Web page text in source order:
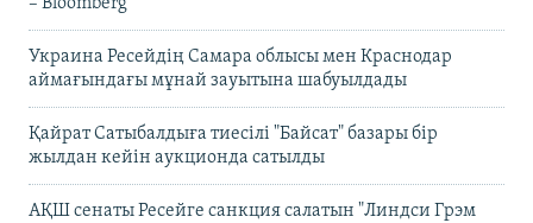
– Bloomberg
Украина Ресейдің Самара облысы мен Краснодар
аймағындағы мұнай зауытына шабуылдады
Қайрат Сатыбалдыға тиесілі "Байсат" базары бір
жылдан кейін аукционда сатылды
АҚШ сенаты Ресейге санкция салатын "Линдси Грэм